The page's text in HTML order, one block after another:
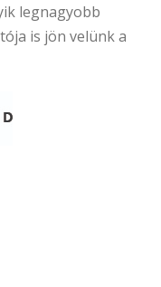
legnagyobb
is jön velünk a